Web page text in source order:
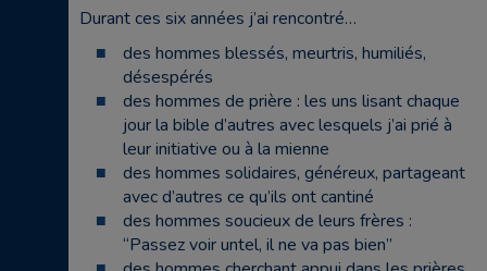
Durant ces six années j’ai rencontré…
des hommes blessés, meurtris, humiliés,
désespérés
des hommes de prière : les uns lisant chaque
jour la bible d’autres avec lesquels j’ai prié à
leur initiative ou à la mienne
des hommes solidaires, généreux, partageant
avec d’autres ce qu’ils ont cantiné
des hommes soucieux de leurs frères :
“Passez voir untel, il ne va pas bien”